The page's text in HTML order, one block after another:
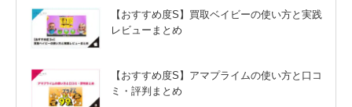
【おすすめ度S】買取ベイビーの使い方と実践
レビューまとめ
【おすすめ度S】アマプライムの使い方と口コ
ミ・評判まとめ